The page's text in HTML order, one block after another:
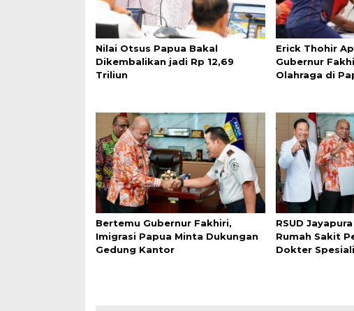
Nilai Otsus Papua Bakal
Dikembalikan jadi Rp 12,69
Triliun
Erick Thohir
Gubernur
Olahraga di
Bertemu Gubernur Fakhiri,
Imigrasi Papua Minta Dukungan
Gedung Kantor
RSUD
Rumah Sakit
Dokter